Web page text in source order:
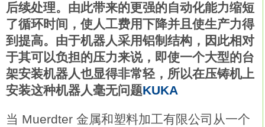
后续处理。由此带来的更强的自动化能力缩短
了循环时间，使人工费用下降并且使生产力得
到提高。由于机器人采用铝制结构，因此相对
于其可以负担的压力来说，即使一个大型的台
架安装机器人也显得非常轻，所以在压铸机上
安装这种机器人毫无问题KUKA
当 Muerdter 金属和塑料加工有限公司从一个